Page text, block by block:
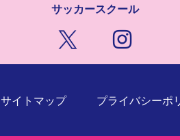
サッカースクール
サイトマップ プライバシーポ